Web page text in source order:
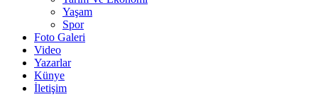
Yaşam
Spor
Foto Galeri
Video
Yazarlar
Künye
İletişim